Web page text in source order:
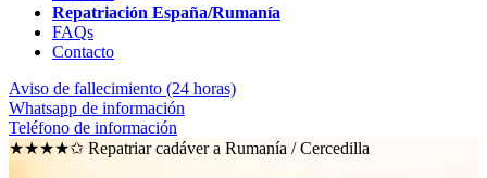
Repatriación España/Rumanía
FAQs
Contacto
Aviso de fallecimiento (24 horas)
Whatsapp de información
Teléfono de información
★★★★✩ Repatriar cadáver a Rumanía /Cercedilla